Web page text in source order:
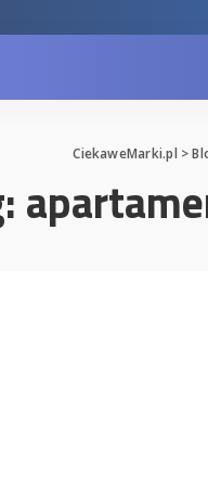
CiekaweMarki.pl >